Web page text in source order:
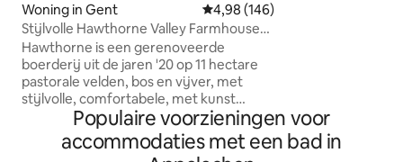
Woning in Gent Gemiddelde beoordeling van
4,98 (146)
Stijlvolle Hawthorne Valley Farmhouse
Retreat
Hawthorne is een gerenoveerde
boerderij uit de jaren '20 op 11 hectare
pastorale velden, bos en vijver, met
stijlvolle, comfortabele, met kunst
gevulde witte en groene kamers. Geniet
van het uitzicht vanaf de veranda, doe
een dutje op de grote L-vormige bank,
bergwater! Allergievrije woning, geen
huisdieren! De hut is privé, in de buurt
van
Populaire voorzieningen voor
accommodaties met een bad in